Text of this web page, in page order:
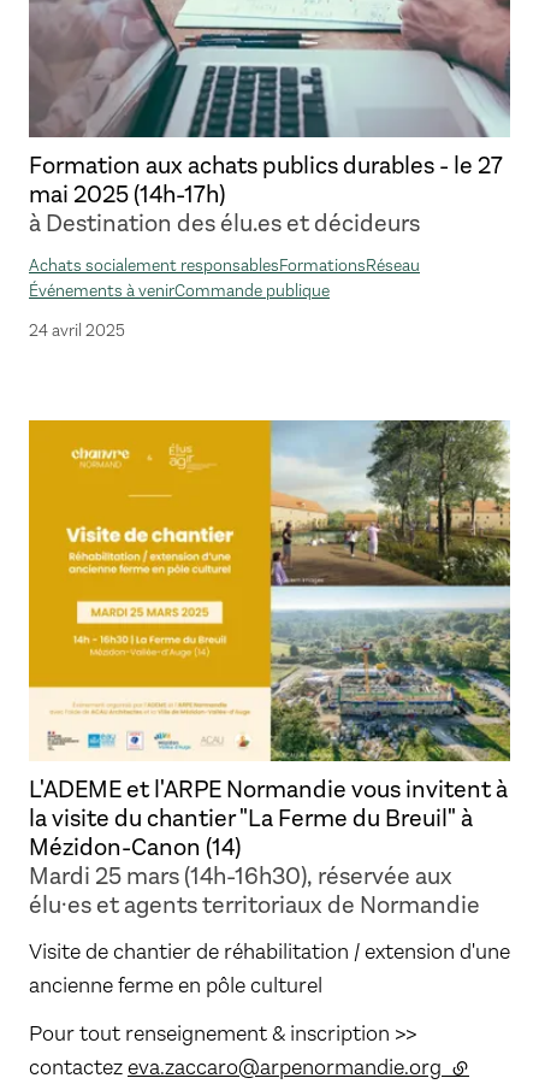
Formation aux achats publics durables - le 27
mai 2025 (14h-17h)
à Destination des élu.es et décideurs
Achats socialement responsablesFormationsRéseau
Événements à venirCommande publique
24 avril 2025
L'ADEME et l'ARPE Normandie vous invitent à
la visite du chantier "La Ferme du Breuil" à
Mézidon-Canon (14)
Mardi 25 mars (14h-16h30), réservée aux
élu·es et agents territoriaux de Normandie
Visite de chantier de réhabilitation / extension d'une
ancienne ferme en pôle culturel
Pour tout renseignement & inscription >>
contactezeva.zaccaro@arpenormandie.org (lien